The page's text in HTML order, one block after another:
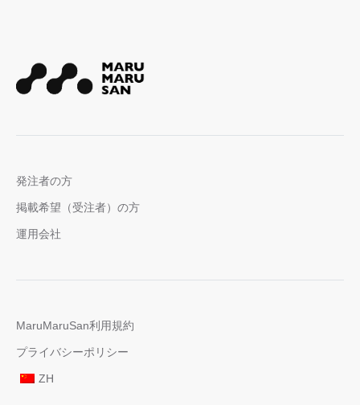
発注者の方
掲載希望（受注者）の方
運用会社
MaruMaruSan利用規約
プライバシーポリシー
ZH